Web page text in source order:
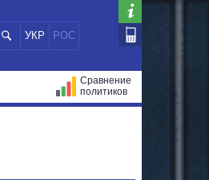
УКР РОС
Сравнение
политиков